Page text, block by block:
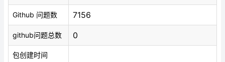
Github 问题数 7156
github问题总数 0
包创建时间